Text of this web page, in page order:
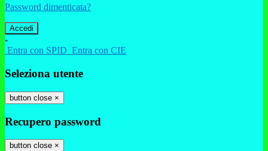
Password dimenticata?
-
Entra con SPID Entra con CIE
Seleziona utente
button close ×
Recupero password
button close ×